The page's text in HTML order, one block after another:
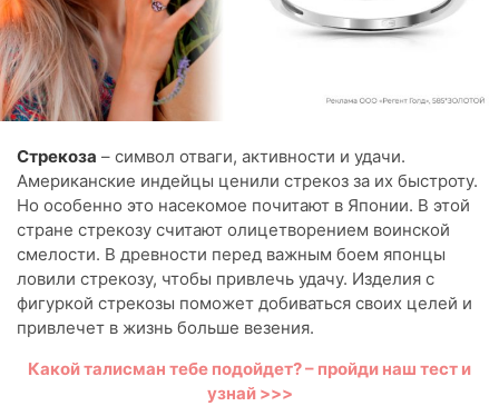
Стрекоза – символ отваги, активности и удачи.
Американские индейцы ценили стрекоз за их быстроту.
Но особенно это насекомое почитают в Японии. В этой
стране стрекозу считают олицетворением воинской
смелости. В древности перед важным боем японцы
ловили стрекозу, чтобы привлечь удачу. Изделия с
фигуркой стрекозы поможет добиваться своих целей и
привлечет в жизнь больше везения.
Какой талисман тебе подойдет? – пройди наш тест и
узнай >>>